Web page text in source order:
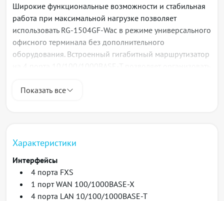
Широкие функциональные возможности и стабильная
работа при максимальной нагрузке позволяет
использовать RG-1504GF-Wac в режиме универсального
офисного терминала без дополнительного
оборудования. Встроенный гигабитный маршрутизатор
Поддержка современных стандартов VoIP
Высокое качество голоса
Устройство RG-1504GF-Wac осуществляет передачу
голосовой и факсимильной информации, а так же
переда-чу модемов через IP-сеть. Абоненты получают
доступ к современному набору услуг ДВО: передача
вызова, удержание вызова, трехсторонняя
Показать все
Характеристики
Интерфейсы
4 порта FXS
1 порт WAN 100/1000BASE-X
4 порта LAN 10/100/1000BASE-T